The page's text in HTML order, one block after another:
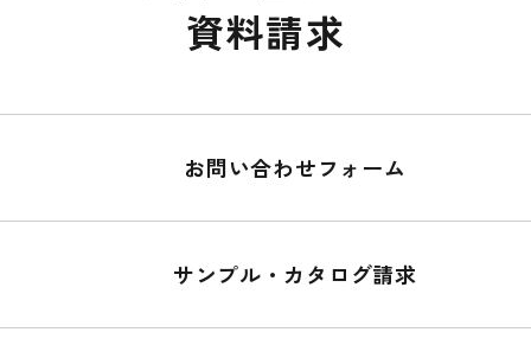
資料請求
お問い合わせフォーム
サンプル・カタログ請求